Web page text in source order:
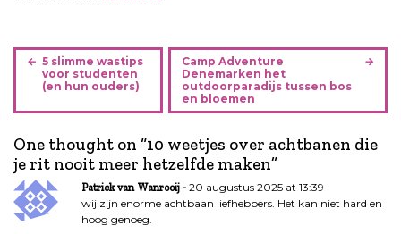
B
i
c
h
t
n
a
5 slimme wastips
voor studenten
(en hun ouders)
Camp Adventure
Denemarken het
outdoorparadijs tussen bos
en bloemen
One thought on “10 weetjes over achtbanen die
je rit nooit meer hetzelfde maken”
Patrick van Wanrooij
20 augustus 2025 at 13:39
wij zijn enorme achtbaan liefhebbers. Het kan niet hard en
hoog genoeg.